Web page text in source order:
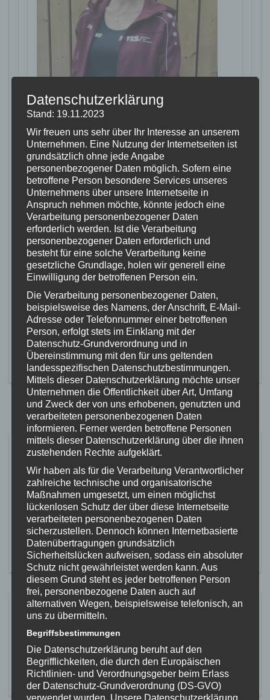
Sarah Dilger
Strong Nation®Instructorin
Anmeldung für den STRONG
Nation™ Kurs 3_2026
Buchungssystem von
Fitness- und Gesundheitskurse
sind ab sofort buchbar
27. Juli 2026
Unsere neuen Herbstkurse sind ab sofort buchbar. Wir bieten
wieder: Kickbox-Aerobic Zumba-Fitness® Strong Nation™
Yogakurse Einfach mal auf unserer Kursseite vorbeischauen
und euch das Passende heraussuchen.
MEHR ERFAHREN
Dieses Jahr gibt es wieder unser
beliebtes „Zumba am See“
4. Juli 2026
… jetzt auch mit einer Yogasession! Schnell anmelden!
MEHR ERFAHREN
Datenschutzerklärung
Stand: 19.11.2023
Wir freuen uns sehr über Ihr Interesse an unserem
Unternehmen. Eine Nutzung der Internetseiten ist
grundsätzlich ohne jede Angabe
personenbezogener Daten möglich. Sofern eine
betroffene Person besondere Services unseres
Unternehmens über unsere Internetseite in
Anspruch nehmen möchte, könnte jedoch eine
Verarbeitung personenbezogener Daten
erforderlich werden. Ist die Verarbeitung
personenbezogener Daten erforderlich und
besteht für eine solche Verarbeitung keine
gesetzliche Grundlage, holen wir generell eine
Einwilligung der betroffenen Person ein.
Die Verarbeitung personenbezogener Daten,
beispielsweise des Namens, der Anschrift, E-Mail-
Adresse oder Telefonnummer einer betroffenen
Person, erfolgt stets im Einklang mit der
Datenschutz-Grundverordnung und in
Übereinstimmung mit den für uns geltenden
landesspezifischen Datenschutzbestimmungen.
Mittels dieser Datenschutzerklärung möchte unser
Unternehmen die Öffentlichkeit über Art, Umfang
und Zweck der von uns erhobenen, genutzten und
verarbeiteten personenbezogenen Daten
informieren. Ferner werden betroffene Personen
mittels dieser Datenschutzerklärung über die ihnen
zustehenden Rechte aufgeklärt.
Wir haben als für die Verarbeitung Verantwortlicher
zahlreiche technische und organisatorische
Maßnahmen umgesetzt, um einen möglichst
lückenlosen Schutz der über diese Internetseite
verarbeiteten personenbezogenen Daten
sicherzustellen. Dennoch können Internetbasierte
Datenübertragungen grundsätzlich
Sicherheitslücken aufweisen, sodass ein absoluter
Schutz nicht gewährleistet werden kann. Aus
diesem Grund steht es jeder betroffenen Person
frei, personenbezogene Daten auch auf
alternativen Wegen, beispielsweise telefonisch, an
uns zu übermitteln.
Begriffsbestimmungen
Die Datenschutzerklärung beruht auf den
Begrifflichkeiten, die durch den Europäischen
Richtlinien- und Verordnungsgeber beim Erlass
der Datenschutz-Grundverordnung (DS-GVO)
verwendet wurden. Unsere Datenschutzerklärung